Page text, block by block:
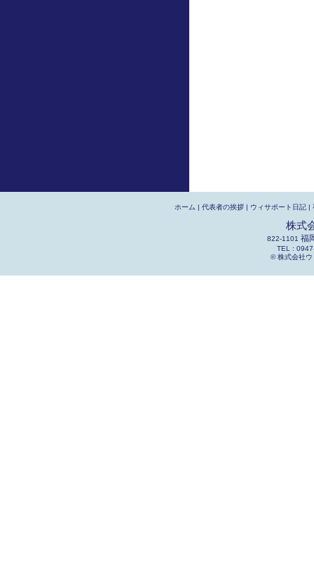
ホーム | 代表者の挨拶 | ウィサポート日記 |
株式
822-1101 福
TEL :
© 株式会社